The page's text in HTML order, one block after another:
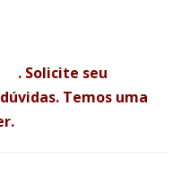
. Solicite seu
Temos uma